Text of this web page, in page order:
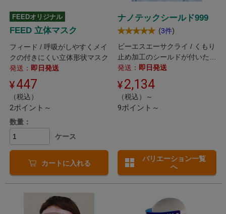
FEEDオリジナル
FEED 立体マスク
フィード / 呼吸がしやすくメイ
クの付きにくい立体形状マスク
発送： 即日発送
447
（税込）
2ポイント～
数量：
ケース
カートに入れる
ナノテックシールド999
(3件)
ビーエスエーサクライ / くもり
止め加工のシールドが付いたマ
スクです。
発送： 即日発送
2,134
（税込）～
9ポイント～
バリエーション一覧
へ